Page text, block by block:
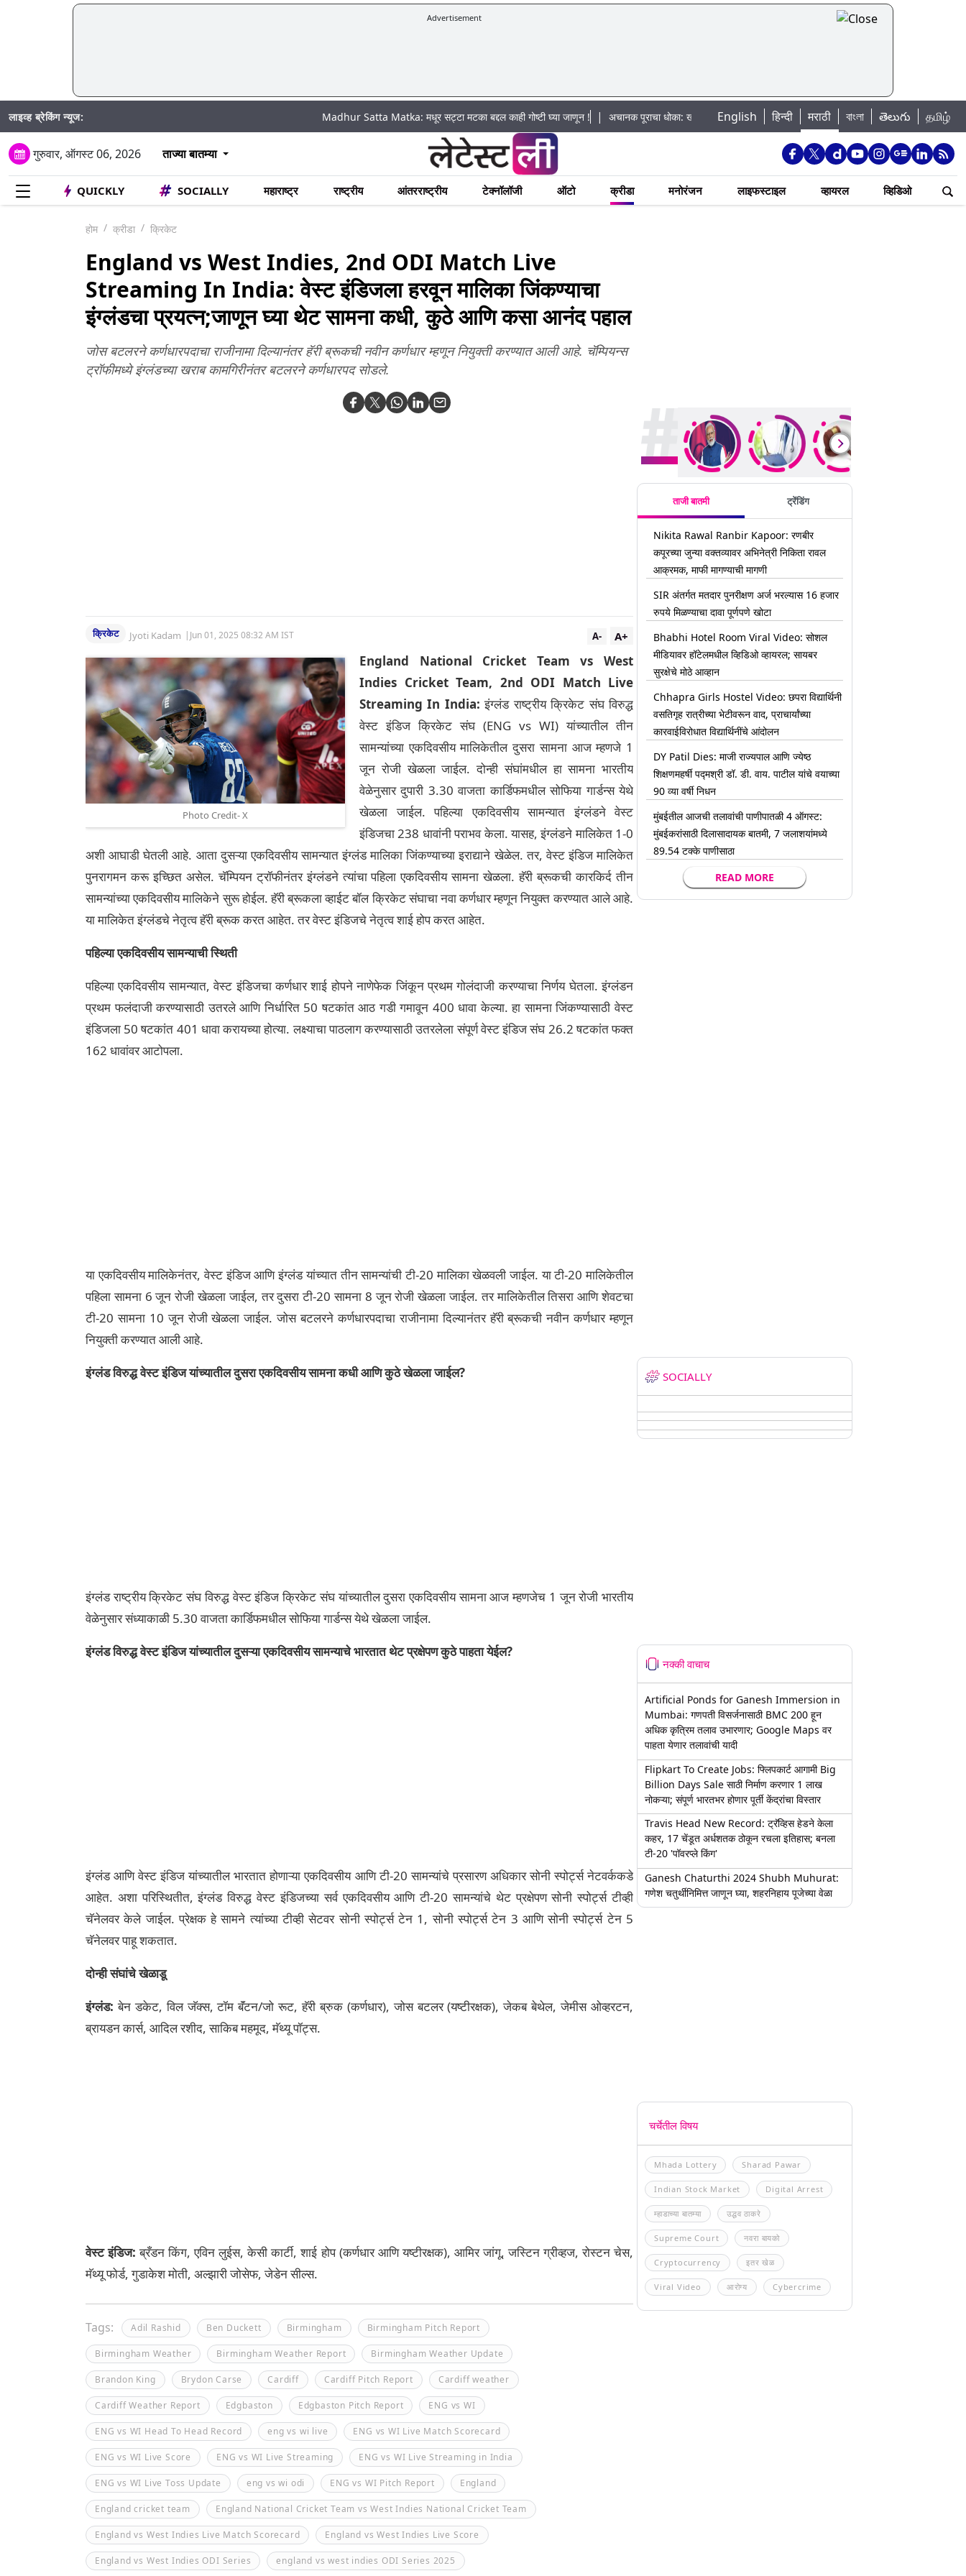
Advertisement
लाइव्ह ब्रेकिंग न्यूज: Madhur Satta Matka: मधूर सट्टा मटका बद्दल काही गोष्टी घ्या जाणून !|अचानक पूराचा धोका: खडकवासला धरणातून मुठानदी पात्रात विसर्ग सुरु; नागरिकांना नदीपात्रात न उतरण्याचे
English हिन्दी मराठी বাংলা తెలుగు தமிழ்
गुरुवार, ऑगस्ट 06, 2026 ताज्या बातम्या
QUICKLY SOCIALLY महाराष्ट्र राष्ट्रीय आंतरराष्ट्रीय टेक्नॉलॉजी ऑटो क्रीडा मनोरंजन लाइफस्टाइल व्हायरल व्हिडिओ
होम क्रीडा क्रिकेट
England vs West Indies, 2nd ODI Match Live
Streaming In India: वेस्ट इंडिजला हरवून मालिका जिंकण्याचा
इंग्लंडचा प्रयत्न;जाणून घ्या थेट सामना कधी, कुठे आणि कसा आनंद पहाल
जोस बटलरने कर्णधारपदाचा राजीनामा दिल्यानंतर हॅरी ब्रूकची नवीन कर्णधार म्हणून नियुक्ती करण्यात आली आहे. चॅम्पियन्स
ट्रॉफीमध्ये इंग्लंडच्या खराब कामगिरीनंतर बटलरने कर्णधारपद सोडले.
क्रिकेट Jyoti Kadam | Jun 01, 2025 08:32 AM IST A+
A-
Photo Credit- X
England National Cricket Team vs West
Indies Cricket Team, 2nd ODI Match Live
Streaming In India: इंग्लंड राष्ट्रीय क्रिकेट संघ विरुद्ध
वेस्ट इंडिज क्रिकेट संघ (ENG vs WI) यांच्यातील तीन
सामन्यांच्या एकदिवसीय मालिकेतील दुसरा सामना आज म्हणजे 1
जून रोजी खेळला जाईल. दोन्ही संघांमधील हा सामना भारतीय
वेळेनुसार दुपारी 3.30 वाजता कार्डिफमधील सोफिया गार्डन्स येथे
खेळला जाईल. पहिल्या एकदिवसीय सामन्यात इंग्लंडने वेस्ट
इंडिजचा 238 धावांनी पराभव केला. यासह, इंग्लंडने मालिकेत 1-0
अशी आघाडी घेतली आहे. आता दुसऱ्या एकदिवसीय सामन्यात इंग्लंड मालिका जिंकण्याच्या इराद्याने खेळेल. तर, वेस्ट इंडिज मालिकेत
पुनरागमन करू इच्छित असेल. चॅम्पियन ट्रॉफीनंतर इंग्लंडने त्यांचा पहिला एकदिवसीय सामना खेळला. हॅरी ब्रूकची कारकिर्द तीन
सामन्यांच्या एकदिवसीय मालिकेने सुरू होईल. हॅरी ब्रूकला व्हाईट बॉल क्रिकेट संघाचा नवा कर्णधार म्हणून नियुक्त करण्यात आले आहे.
या मालिकेत इंग्लंडचे नेतृत्व हॅरी ब्रूक करत आहेत. तर वेस्ट इंडिजचे नेतृत्व शाई होप करत आहेत.
पहिल्या एकदिवसीय सामन्याची स्थिती
पहिल्या एकदिवसीय सामन्यात, वेस्ट इंडिजचा कर्णधार शाई होपने नाणेफेक जिंकून प्रथम गोलंदाजी करण्याचा निर्णय घेतला. इंग्लंडन
प्रथम फलंदाजी करण्यासाठी उतरले आणि निर्धारित 50 षटकांत आठ गडी गमावून 400 धावा केल्या. हा सामना जिंकण्यासाठी वेस्ट
इंडिजला 50 षटकांत 401 धावा करायच्या होत्या. लक्ष्याचा पाठलाग करण्यासाठी उतरलेला संपूर्ण वेस्ट इंडिज संघ 26.2 षटकांत फक्त
162 धावांवर आटोपला.
या एकदिवसीय मालिकेनंतर, वेस्ट इंडिज आणि इंग्लंड यांच्यात तीन सामन्यांची टी-20 मालिका खेळवली जाईल. या टी-20 मालिकेतील
पहिला सामना 6 जून रोजी खेळला जाईल, तर दुसरा टी-20 सामना 8 जून रोजी खेळला जाईल. तर मालिकेतील तिसरा आणि शेवटचा
टी-20 सामना 10 जून रोजी खेळला जाईल. जोस बटलरने कर्णधारपदाचा राजीनामा दिल्यानंतर हॅरी ब्रूकची नवीन कर्णधार म्हणून
नियुक्ती करण्यात आली आहे.
इंग्लंड विरुद्ध वेस्ट इंडिज यांच्यातील दुसरा एकदिवसीय सामना कधी आणि कुठे खेळला जाईल?
इंग्लंड राष्ट्रीय क्रिकेट संघ विरुद्ध वेस्ट इंडिज क्रिकेट संघ यांच्यातील दुसरा एकदिवसीय सामना आज म्हणजेच 1 जून रोजी भारतीय
वेळेनुसार संध्याकाळी 5.30 वाजता कार्डिफमधील सोफिया गार्डन्स येथे खेळला जाईल.
इंग्लंड विरुद्ध वेस्ट इंडिज यांच्यातील दुसऱ्या एकदिवसीय सामन्याचे भारतात थेट प्रक्षेपण कुठे पाहता येईल?
इंग्लंड आणि वेस्ट इंडिज यांच्यातील भारतात होणाऱ्या एकदिवसीय आणि टी-20 सामन्यांचे प्रसारण अधिकार सोनी स्पोर्ट्स नेटवर्ककडे
आहेत. अशा परिस्थितीत, इंग्लंड विरुद्ध वेस्ट इंडिजच्या सर्व एकदिवसीय आणि टी-20 सामन्यांचे थेट प्रक्षेपण सोनी स्पोर्ट्स टीव्ही
चॅनेलवर केले जाईल. प्रेक्षक हे सामने त्यांच्या टीव्ही सेटवर सोनी स्पोर्ट्स टेन 1, सोनी स्पोर्ट्स टेन 3 आणि सोनी स्पोर्ट्स टेन 5
चॅनेलवर पाहू शकतात.
दोन्ही संघांचे खेळाडू
इंग्लंड: बेन डकेट, विल जॅक्स, टॉम बॅंटन/जो रूट, हॅरी ब्रुक (कर्णधार), जोस बटलर (यष्टीरक्षक), जेकब बेथेल, जेमीस ओव्हरटन,
ब्रायडन कार्स, आदिल रशीद, साकिब महमूद, मॅथ्यू पॉट्स.
वेस्ट इंडिज: ब्रँडन किंग, एविन लुईस, केसी कार्टी, शाई होप (कर्णधार आणि यष्टीरक्षक), आमिर जांगू, जस्टिन ग्रीव्हज, रोस्टन चेस,
मॅथ्यू फोर्ड, गुडाकेश मोती, अल्झारी जोसेफ, जेडेन सील्स.
Tags: Adil Rashid Ben Duckett Birmingham Birmingham Pitch Report
Birmingham Weather Birmingham Weather Report Birmingham Weather Update
Brandon King Brydon Carse Cardiff Cardiff Pitch Report Cardiff weather
Cardiff Weather Report Edgbaston Edgbaston Pitch Report ENG vs WI
ENG vs WI Head To Head Record eng vs wi live ENG vs WI Live Match Scorecard
ENG vs WI Live Score ENG vs WI Live Streaming ENG vs WI Live Streaming in India
ENG vs WI Live Toss Update eng vs wi odi ENG vs WI Pitch Report England
England cricket team England National Cricket Team vs West Indies National Cricket Team
England vs West Indies Live Match Scorecard England vs West Indies Live Score
England vs West Indies ODI Series england vs west indies ODI Series 2025
ताजी बातमी ट्रेंडिंग
Nikita Rawal Ranbir Kapoor: रणबीर
कपूरच्या जुन्या वक्तव्यावर अभिनेत्री निकिता रावल
आक्रमक, माफी मागण्याची मागणी
SIR अंतर्गत मतदार पुनरीक्षण अर्ज भरल्यास 16 हजार
रुपये मिळण्याचा दावा पूर्णपणे खोटा
Bhabhi Hotel Room Viral Video: सोशल
मीडियावर हॉटेलमधील व्हिडिओ व्हायरल; सायबर
सुरक्षेचे मोठे आव्हान
Chhapra Girls Hostel Video: छपरा विद्यार्थिनी
वसतिगृह रात्रीच्या भेटीवरून वाद, प्राचार्यांच्या
कारवाईविरोधात विद्यार्थिनींचे आंदोलन
DY Patil Dies: माजी राज्यपाल आणि ज्येष्ठ
शिक्षणमहर्षी पद्मश्री डॉ. डी. वाय. पाटील यांचे वयाच्या
90 व्या वर्षी निधन
मुंबईतील आजची तलावांची पाणीपातळी 4 ऑगस्ट:
मुंबईकरांसाठी दिलासादायक बातमी, 7 जलाशयांमध्ये
89.54 टक्के पाणीसाठा
READ MORE
SOCIALLY
नक्की वाचाच
Artificial Ponds for Ganesh Immersion in
Mumbai: गणपती विसर्जनासाठी BMC 200 हून
अधिक कृत्रिम तलाव उभारणार; Google Maps वर
पाहता येणार तलावांची यादी
Flipkart To Create Jobs: फ्लिपकार्ट आगामी Big
Billion Days Sale साठी निर्माण करणार 1 लाख
नोकऱ्या; संपूर्ण भारतभर होणार पूर्ती केंद्रांचा विस्तार
Travis Head New Record: ट्रॅव्हिस हेडने केला
कहर, 17 चेंडूत अर्धशतक ठोकून रचला इतिहास; बनला
टी-20 'पॉवरप्ले किंग'
Ganesh Chaturthi 2024 Shubh Muhurat:
गणेश चतुर्थीनिमित्त जाणून घ्या, शहरनिहाय पूजेच्या वेळा
चर्चेतील विषय
Mhada Lottery Sharad Pawar
Indian Stock Market Digital Arrest
म्हाडाच्या बातम्या उद्धव ठाकरे
Supreme Court नवरा बायको
Cryptocurrency इतर खेळ
Viral Video आरोग्य Cybercrime